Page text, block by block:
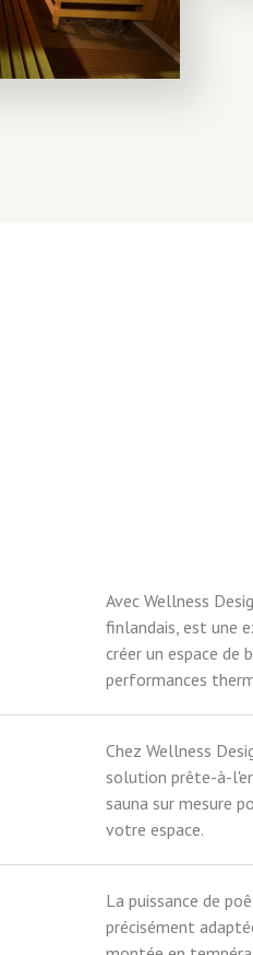
Avec Wellness
finlandais, est une
créer un espace de
performances
Chez Wellness
solution prête-à-
sauna sur mesure
votre espace.
La puissance de
précisément